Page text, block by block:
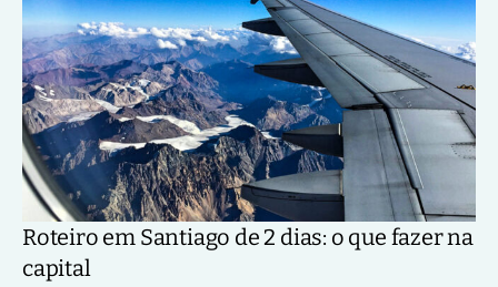
Roteiro em Santiago de 2 dias: o que fazer na
capital